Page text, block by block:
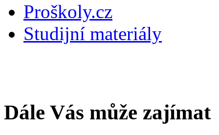
Proškoly.cz
Studijní materiály
Dále Vás může zajímat